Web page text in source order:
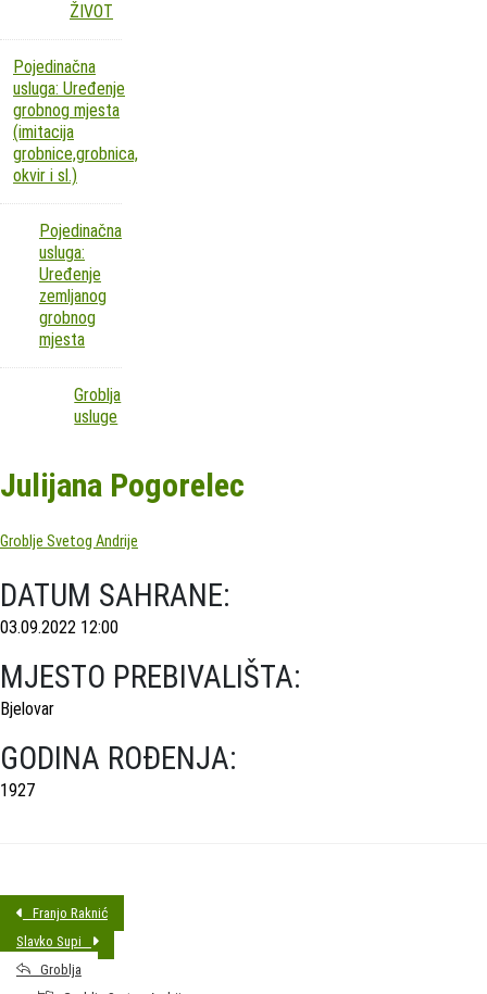
ŽIVOT
Pojedinačna
usluga: Uređenje
grobnog mjesta
(imitacija
grobnice,grobnica,
okvir i sl.)
Pojedinačna
usluga:
Uređenje
zemljanog
grobnog
mjesta
Groblja
usluge
Julijana Pogorelec
Groblje Svetog Andrije
DATUM SAHRANE:
03.09.2022 12:00
MJESTO PREBIVALIŠTA:
Bjelovar
GODINA ROĐENJA:
1927
Franjo Raknić
Slavko Supi
Groblja